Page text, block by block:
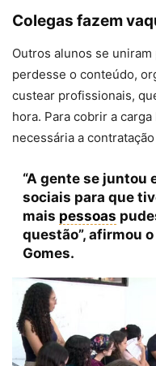
Colegas fazem
Outros alunos se
perdesse o conteúdo,
custear profissionais,
hora. Para cobrir a
necessária a
“A gente se juntou
sociais para que
mais pessoas
questão”, afirmou
Gomes.